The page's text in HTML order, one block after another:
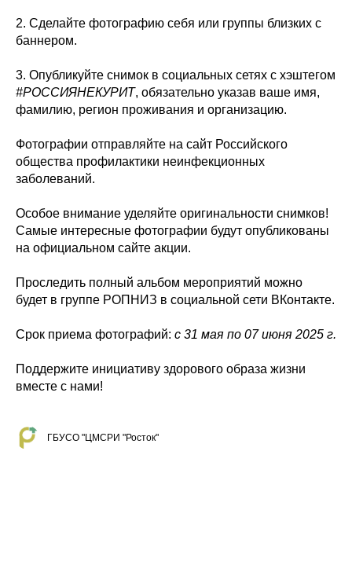
2. Сделайте фотографию себя или группы близких с
баннером.
3. Опубликуйте снимок в социальных сетях с хэштегом
#РОССИЯНЕКУРИТ, обязательно указав ваше имя,
фамилию, регион проживания и организацию.
Фотографии отправляйте на сайт Российского
общества профилактики неинфекционных
заболеваний.
Особое внимание уделяйте оригинальности снимков!
Самые интересные фотографии будут опубликованы
на официальном сайте акции.
Проследить полный альбом мероприятий можно
будет в группе РОПНИЗ в социальной сети ВКонтакте.
Срок приема фотографий: с 31 мая по 07 июня 2025 г.
Поддержите инициативу здорового образа жизни
вместе с нами!
ГБУСО "ЦМСРИ "Росток"